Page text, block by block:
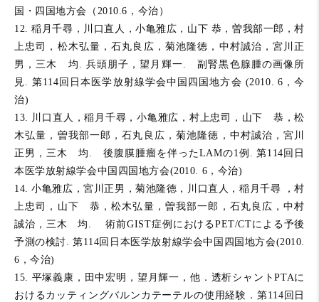
国・四国地方会（2010.6，今治）
12. 稲月千尋，川口直人，小亀雅広，山下 恭，曽我部一郎，村
上忠司，松木弘量，石丸良広，菊池隆徳，中村誠治，宮川正
男，三木 均. 兵頭朋子，望月輝一. 副腎黒色腺腫の画像所
見. 第114回日本医学放射線学会中国四国地方会 (2010. 6，今
治)
13. 川口直人，稲月千尋，小亀雅広，村上忠司，山下 恭，松
木弘量，曽我部一郎，石丸良広，菊池隆徳，中村誠治，宮川
正男，三木 均. 後腹膜腫瘤を伴ったLAMの1例. 第114回日
本医学放射線学会中国四国地方会(2010. 6，今治)
14. 小亀雅広，宮川正男，菊池隆徳，川口直人，稲月千尋 ，村
上忠司，山下 恭，松木弘量，曽我部一郎，石丸良広，中村
誠治，三木 均. 術前GIST症例におけるPET/CTによる予後
予測の検討. 第114回日本医学放射線学会中国四国地方会(2010.
6，今治)
15. 平塚義康，田中宏明，望月輝一，他．透析シャントPTAに
おけるカッティングバルンカテーテルの使用経験．第114回日